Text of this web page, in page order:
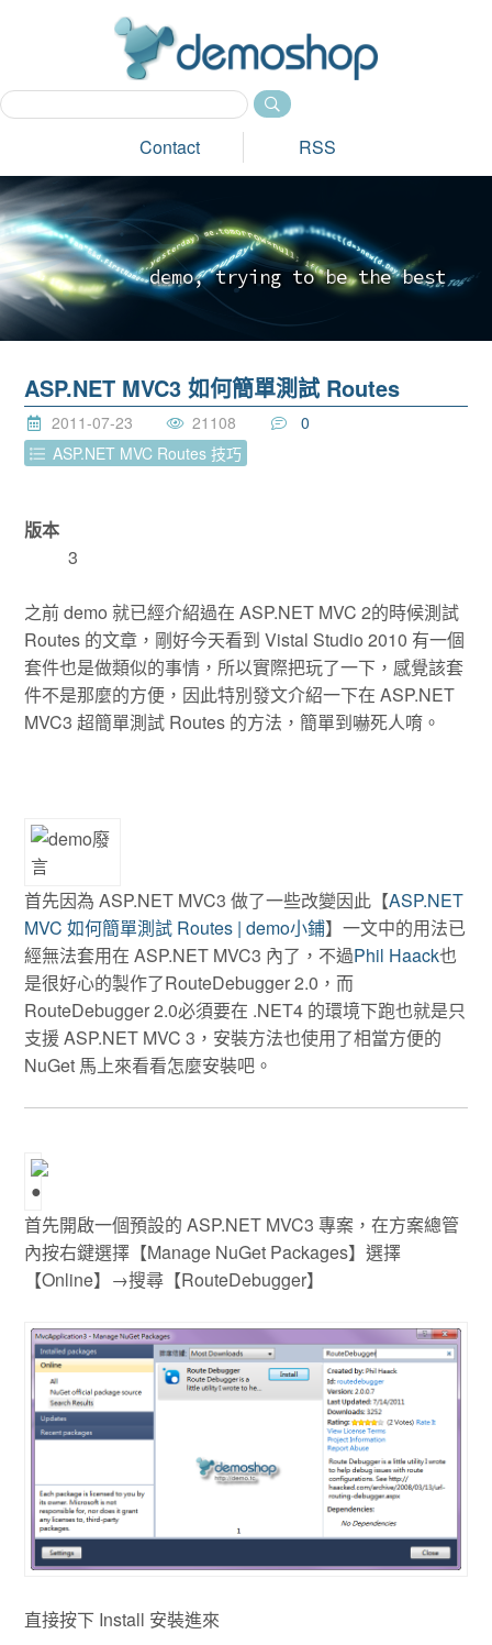
Contact RSS
demo, tryi ng to be the best_
ASP.NET MVC3 如何簡單測試 Routes
2011-07-23 21108
0
ASP.NET MVC Routes 技巧
版本
3
之前 demo 就已經介紹過在 ASP.NET MVC 2的時候測試
Routes 的文章，剛好今天看到 Vistal Studio 2010 有一個
套件也是做類似的事情，所以實際把玩了一下，感覺該套
件不是那麼的方便，因此特別發文介紹一下在 ASP.NET
MVC3 超簡單測試 Routes 的方法，簡單到嚇死人唷。
首先因為 ASP.NET MVC3 做了一些改變因此【ASP.NET
MVC 如何簡單測試 Routes | demo小鋪】一文中的用法已
經無法套用在 ASP.NET MVC3 內了，不過Phil Haack也
是很好心的製作了RouteDebugger 2.0，而
RouteDebugger 2.0必須要在 .NET4 的環境下跑也就是只
支援 ASP.NET MVC 3，安裝方法也使用了相當方便的
NuGet 馬上來看看怎麼安裝吧。
首先開啟一個預設的 ASP.NET MVC3 專案，在方案總管
內按右鍵選擇【Manage NuGet Packages】選擇
【Online】→搜尋【RouteDebugger】
直接按下 Install 安裝進來